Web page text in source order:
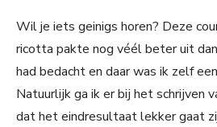
Wil je iets geinigs horen? Deze
ricotta pakte nog véél beter uit
had bedacht en daar was ik zelf
Natuurlijk ga ik er bij het schrijven
dat het eindresultaat lekker gaat